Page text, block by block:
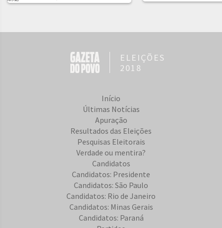
ELEIÇÕES
2018
Início
Últimas Notícias
Apuração
Resultados das Eleições
Pesquisas Eleitorais
Verdade ou mentira?
Candidatos
Candidatos: Presidente
Candidatos: São Paulo
Candidatos: Rio de Janeiro
Candidatos: Minas Gerais
Candidatos: Paraná